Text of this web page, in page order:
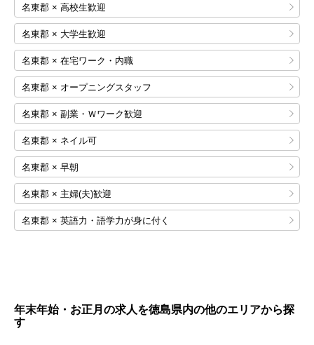
名東郡 × 高校生歓迎
名東郡 × 大学生歓迎
名東郡 × 在宅ワーク・内職
名東郡 × オープニングスタッフ
名東郡 × 副業・Ｗワーク歓迎
名東郡 × ネイル可
名東郡 × 早朝
名東郡 × 主婦(夫)歓迎
名東郡 × 英語力・語学力が身に付く
年末年始・お正月の求人を徳島県内の他のエリアから探
す